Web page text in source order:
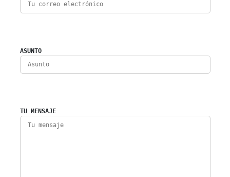
ASUNTO
TU MENSAJE